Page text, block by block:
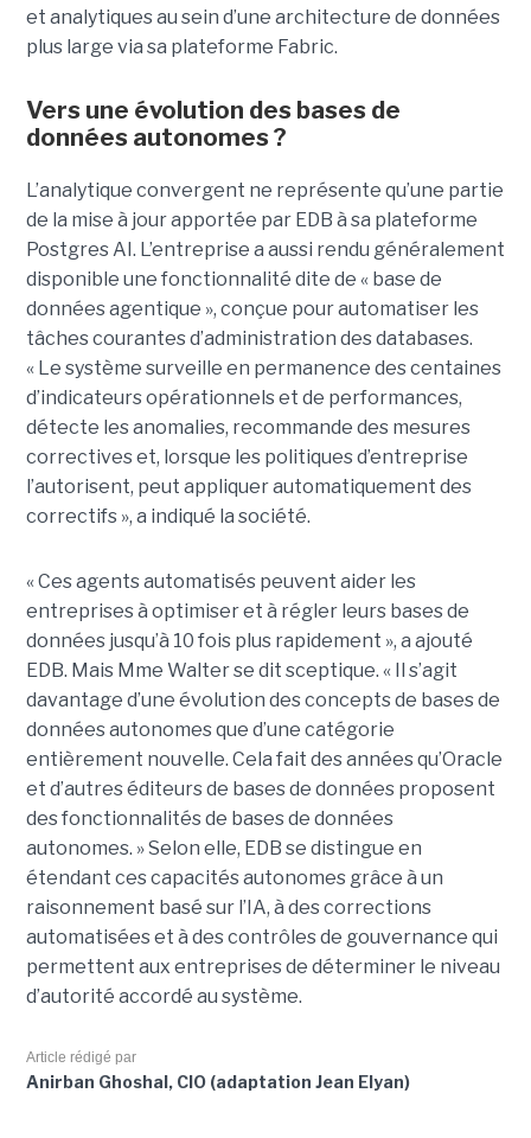
et analytiques au sein d’une architecture de données
plus large via sa plateforme Fabric.
Vers une évolution des bases de
données autonomes ?
L’analytique convergent ne représente qu’une partie
de la mise à jour apportée par EDB à sa plateforme
Postgres AI. L’entreprise a aussi rendu généralement
disponible une fonctionnalité dite de « base de
données agentique », conçue pour automatiser les
tâches courantes d’administration des databases.
« Le système surveille en permanence des centaines
d’indicateurs opérationnels et de performances,
détecte les anomalies, recommande des mesures
correctives et, lorsque les politiques d’entreprise
l’autorisent, peut appliquer automatiquement des
correctifs », a indiqué la société.
« Ces agents automatisés peuvent aider les
entreprises à optimiser et à régler leurs bases de
données jusqu’à 10 fois plus rapidement », a ajouté
EDB. Mais Mme Walter se dit sceptique. « Il s’agit
davantage d’une évolution des concepts de bases de
données autonomes que d’une catégorie
entièrement nouvelle. Cela fait des années qu’Oracle
et d’autres éditeurs de bases de données proposent
des fonctionnalités de bases de données
autonomes. » Selon elle, EDB se distingue en
étendant ces capacités autonomes grâce à un
raisonnement basé sur l’IA, à des corrections
automatisées et à des contrôles de gouvernance qui
permettent aux entreprises de déterminer le niveau
d’autorité accordé au système.
Article rédigé par
Anirban Ghoshal, CIO (adaptation Jean Elyan)